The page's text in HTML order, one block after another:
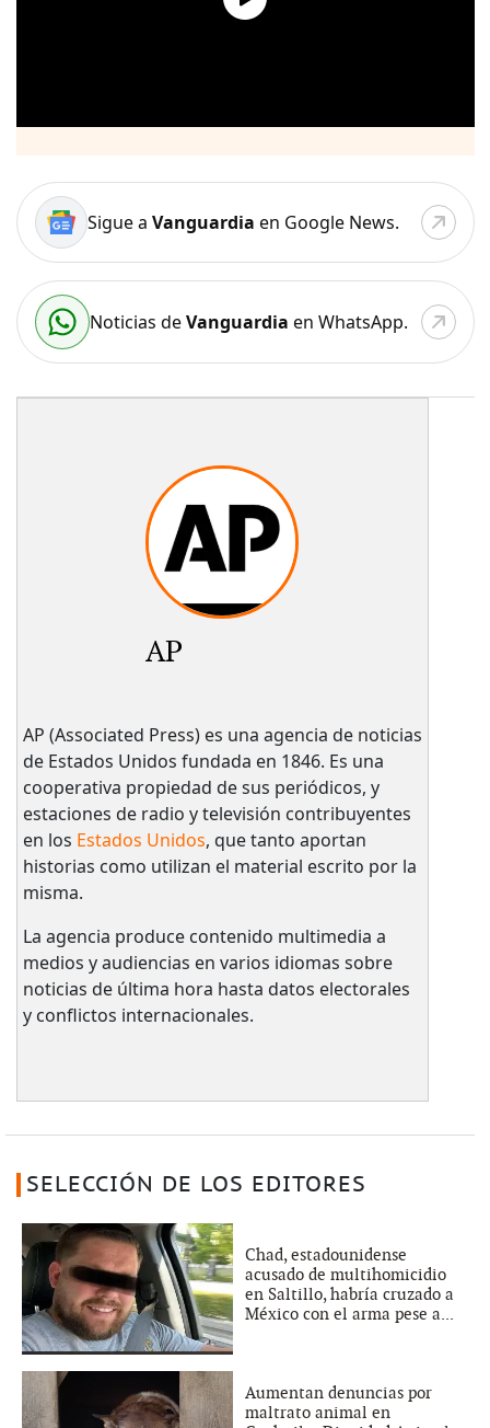
Sigue a Vanguardia en Google News.
Noticias deVanguardia en WhatsApp.
AP
AP (Associated Press) es una agencia de noticias
de Estados Unidos fundada en 1846. Es una
cooperativa propiedad de sus periódicos, y
estaciones de radio y televisión contribuyentes
en los Estados Unidos, que tanto aportan
historias como utilizan el material escrito por la
misma.
La agencia produce contenido multimedia a
medios y audiencias en varios idiomas sobre
noticias de última hora hasta datos electorales
y conflictos internacionales.
SELECCIÓN DE LOS EDITORES
Chad, estadounidense
acusado de multihomicidio
en Saltillo, habría cruzado a
México con el arma pese a...
Aumentan denuncias por
maltrato animal en